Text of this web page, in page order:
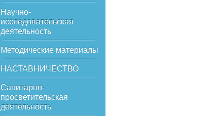
Научно-
исследовательская
деятельность
Методические материалы
НАСТАВНИЧЕСТВО
Санитарно-
просветительская
деятельность